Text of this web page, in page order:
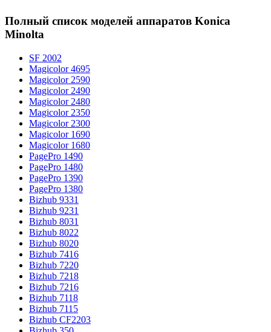
Полный список моделей аппаратов Konica
Minolta
SF 2002
Magicolor 4695
Magicolor 2590
Magicolor 2490
Magicolor 2480
Magicolor 2350
Magicolor 2300
Magicolor 1690
Magicolor 1680
PagePro 1490
PagePro 1480
PagePro 1390
PagePro 1380
Bizhub 9331
Bizhub 9231
Bizhub 8031
Bizhub 8022
Bizhub 8020
Bizhub 7416
Bizhub 7220
Bizhub 7218
Bizhub 7216
Bizhub 7118
Bizhub 7115
Bizhub CF2203